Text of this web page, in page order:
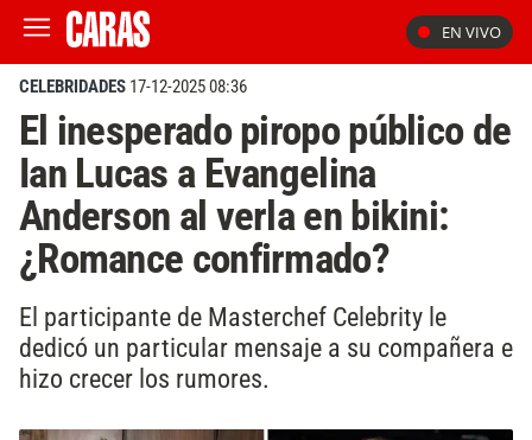
EN VIVO
CELEBRIDADES 17-12-2025 08:36
El inesperado piropo público de
Ian Lucas a Evangelina
Anderson al verla en bikini:
¿Romance confirmado?
El participante de Masterchef Celebrity le
dedicó un particular mensaje a su compañera e
hizo crecer los rumores.